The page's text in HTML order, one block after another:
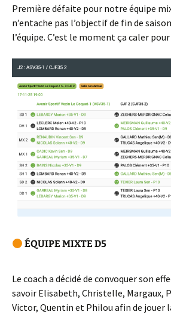
Première défaite pour notre équipe
n’entache pas l’objectif de fin de
l’équipe. C’est le moment ça caler
ÉQUIPE MIXTE D5
Le coach a décidé de convoquer son
savoir Elisabeth, Christelle, Margaux,
Victor, Quentin et Philou afin de jouer